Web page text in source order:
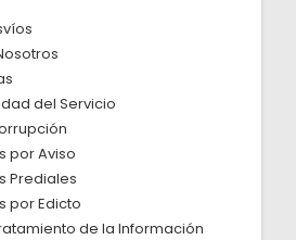
del Servicio
por Aviso
Prediales
por Edicto
de la Información